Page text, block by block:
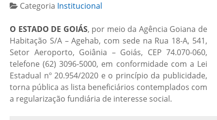
Categoria Institucional
O ESTADO DE GOIÁS, por meio da Agência Goiana de
Habitação S/A – Agehab, com sede na Rua 18-A, 541,
Setor Aeroporto, Goiânia – Goiás, CEP 74.070-060,
telefone (62) 3096-5000, em conformidade com a Lei
Estadual nº 20.954/2020 e o princípio da publicidade,
torna pública as lista beneficiários contemplados com
a regularização fundiária de interesse social.